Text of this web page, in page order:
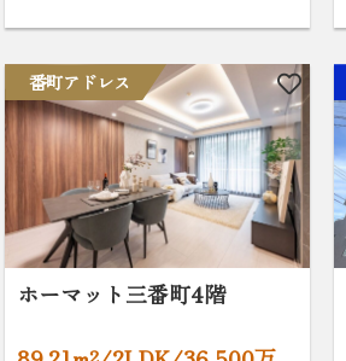
番町アドレス
ホーマット三番町4階